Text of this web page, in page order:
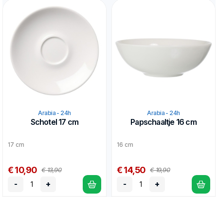
Arabia - 24h
Schotel 17 cm
17 cm
€ 10,90 € 13,90
- +
Arabia - 24h
Papschaaltje 16 cm
16 cm
€ 14,50 € 19,90
- +